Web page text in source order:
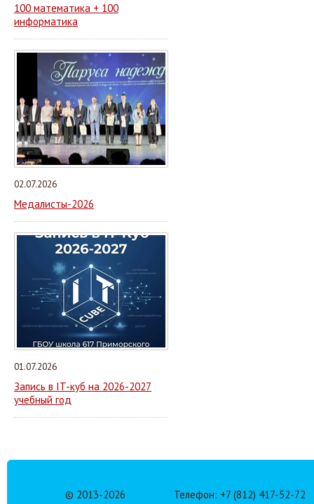
100 математика + 100
информатика
02.07.2026
Медалисты-2026
01.07.2026
Запись в IT-куб на 2026-2027
учебный год
© 2013-2026 Телефон: +7 (812) 417-52-72